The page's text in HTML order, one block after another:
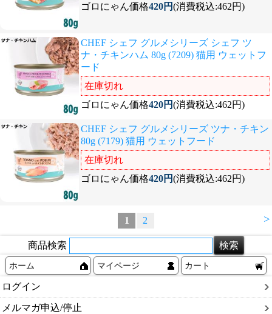
ゴロにゃん価格420円(消費税込:462円)
CHEF シェフ グルメシリーズ シェフ ツ
ナ・チキンハム 80g (7209) 猫用 ウェットフ
ード
在庫切れ
ゴロにゃん価格420円(消費税込:462円)
CHEF シェフ グルメシリーズ ツナ・チキン
80g (7179) 猫用 ウェットフード
在庫切れ
ゴロにゃん価格420円(消費税込:462円)
>
1 2
商品検索
ホーム マイページ カート
ログイン
メルマガ申込/停止